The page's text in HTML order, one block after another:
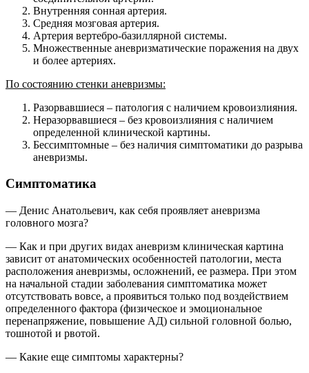
Внутренняя сонная артерия.
Средняя мозговая артерия.
Артерия вертебро-базиллярной системы.
Множественные аневризматические поражения на двух
и более артериях.
По состоянию стенки аневризмы:
Разорвавшиеся – патология с наличием кровоизлияния.
Неразорвавшиеся – без кровоизлияния с наличием
определенной клинической картины.
Бессимптомные – без наличия симптоматики до разрыва
аневризмы.
Симптоматика
— Денис Анатольевич, как себя проявляет аневризма
головного мозга?
— Как и при других видах аневризм клиническая картина
зависит от анатомических особенностей патологии, места
расположения аневризмы, осложнений, ее размера. При этом
на начальной стадии заболевания симптоматика может
отсутствовать вовсе, а проявиться только под воздействием
определенного фактора (физическое и эмоциональное
перенапряжение, повышение АД) сильной головной болью,
тошнотой и рвотой.
— Какие еще симптомы характерны?